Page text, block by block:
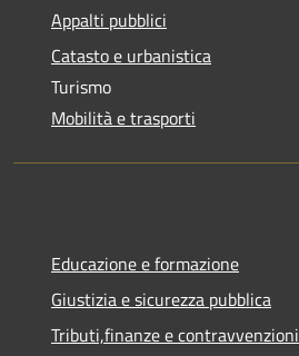
Appalti pubblici
Catasto e urbanistica
Turismo
Mobilità e trasporti
Educazione e formazione
Giustizia e sicurezza pubblica
Tributi,finanze e contravvenzioni